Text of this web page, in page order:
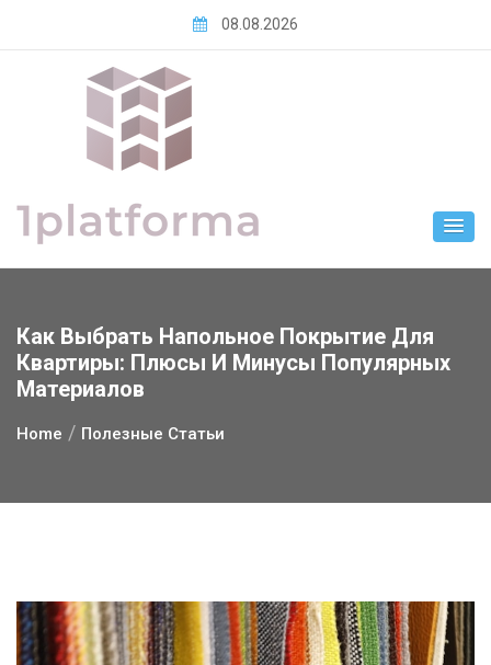
08.08.2026
Как Выбрать Напольное Покрытие Для
Квартиры: Плюсы И Минусы Популярных
Материалов
Home Полезные Статьи